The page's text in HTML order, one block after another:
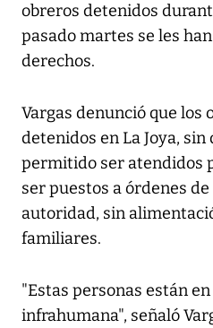
obreros detenidos
pasado martes se les
derechos.
Vargas denunció que los
detenidos en La Joya, sin
permitido ser atendidos
ser puestos a órdenes
autoridad, sin
familiares.
"Estas personas están
infrahumana", señaló